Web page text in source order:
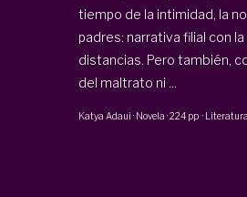
tiempo de la intimidad, la
padres: narrativa filial con
distancias. Pero también,
del maltrato ni ...
Katya Adaui · Novela ·224 pp·